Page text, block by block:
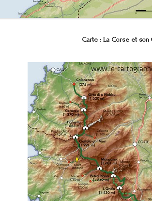
Carte : La Corse et son